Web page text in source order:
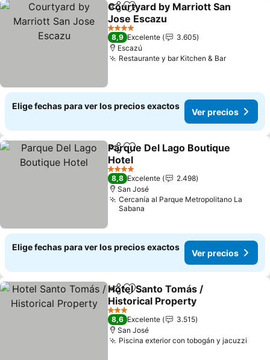
CompartirAgregar a favoritos
Courtyard by Marriott San
Jose Escazu
Ver precios
4 Estrellas
8,9 Excelente
3.605
Escazú
Restaurante y bar Kitchen & BarVer
Elige fechas para ver los precios exactos
Ver precios
CompartirAgregar a favoritos
Parque Del Lago Boutique
Hotel
Ver precios
4 Estrellas
8,8 Excelente
2.498
San José
Cercanía al Parque Metropolitano La
Sabana
Elige fechas para ver los precios exactos
Ver precios
CompartirAgregar a favoritos
Hotel Santo Tomás /
Historical Property
Ver precios
3 Estrellas
8,6 Excelente
3.515
San José
Piscina exterior con tobogán y jacuzzi